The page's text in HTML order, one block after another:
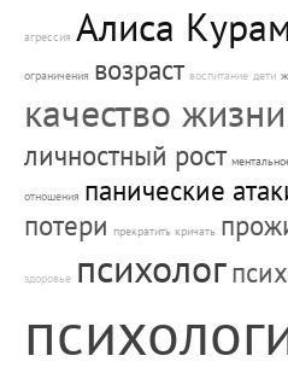
агрессия Алиса
ограничения возраст воспитание дети
качество жизни
личностный рост
отношения панические
потери прекратить кричать
здоровье психолог